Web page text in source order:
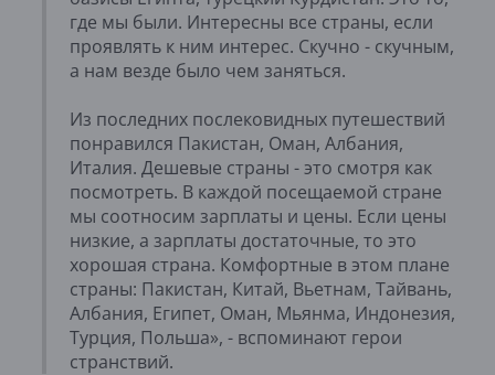
где мы были. Интересны все страны, если
проявлять к ним интерес. Скучно - скучным,
а нам везде было чем заняться.
Из последних послековидных путешествий
понравился Пакистан, Оман, Албания,
Италия. Дешевые страны - это смотря как
посмотреть. В каждой посещаемой стране
мы соотносим зарплаты и цены. Если цены
низкие, а зарплаты достаточные, то это
хорошая страна. Комфортные в этом плане
страны: Пакистан, Китай, Вьетнам, Тайвань,
Албания, Египет, Оман, Мьянма, Индонезия,
Турция, Польша», - вспоминают герои
странствий.